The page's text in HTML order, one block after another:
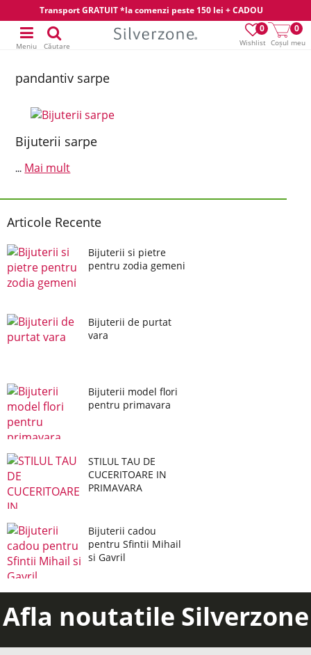
Transport GRATUIT *la comenzi peste 150 lei + CADOU
Wishlist
0
Coșul meu
0
Meniu Căutare
pandantiv sarpe
Bijuterii sarpe
... Mai mult
Articole Recente
Bijuterii si pietre
pentru zodia gemeni
Bijuterii de purtat
vara
Bijuterii model flori
pentru primavara
STILUL TAU DE
CUCERITOARE IN
PRIMAVARA
Bijuterii cadou
pentru Sfintii Mihail
si Gavril
Afla noutatile Silverzone